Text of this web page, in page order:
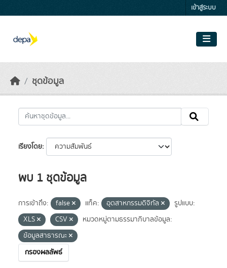
เข้าสู่ระบบ
ชุดข้อมูล
เรียงโดย
พบ 1 ชุดข้อมูล
การเข้าถึง: false แท็ค: อุตสาหกรรมดิจิทัล
รูปแบบ:
XLS
CSV
หมวดหมู่ตามธรรมาภิบาลข้อมูล:
ข้อมูลสาธารณะ
กรองผลลัพธ์